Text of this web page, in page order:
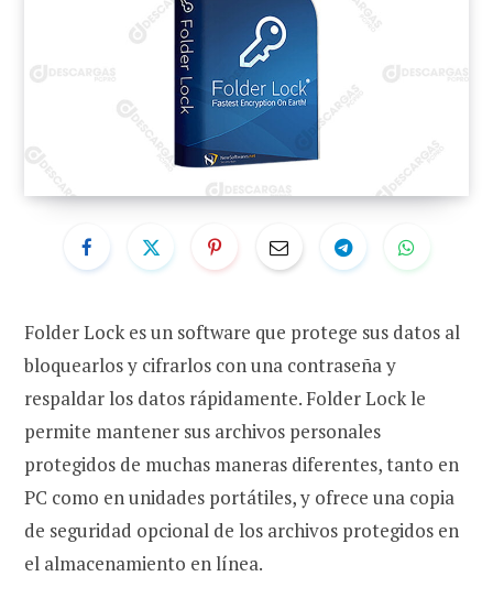
Folder Lock es un software que protege sus datos al
bloquearlos y cifrarlos con una contraseña y
respaldar los datos rápidamente. Folder Lock le
permite mantener sus archivos personales
protegidos de muchas maneras diferentes, tanto en
PC como en unidades portátiles, y ofrece una copia
de seguridad opcional de los archivos protegidos en
el almacenamiento en línea.